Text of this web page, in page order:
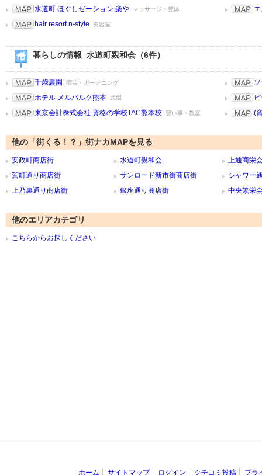
水道町 ほぐしゼーション 楽や
マッサージ・整体
hair resort n-style
美容室
暮らしの情報 水道町親和会（6件）
千歳農園 園芸・ガーデニング
ホテル メルパルク熊本 式場
東京会計株式会社 資格の学校TAC熊本校
習い事・教室 (
他の「街くる！？」街ナカMAPを見る
安政町商店街 水道町親和会
上通商栄
駕町通り商店街
サンロード新市街商店街
シャワー
上乃裏通り商店街
銀座通り商店街 中央繁栄
他のエリアカテゴリ
こちらからお探しください
ホーム サイトマップ ログイン クチコミ投稿 プラ